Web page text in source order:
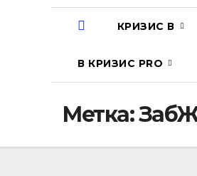
КРИЗИС В
В КРИЗИС PRO
Метка: